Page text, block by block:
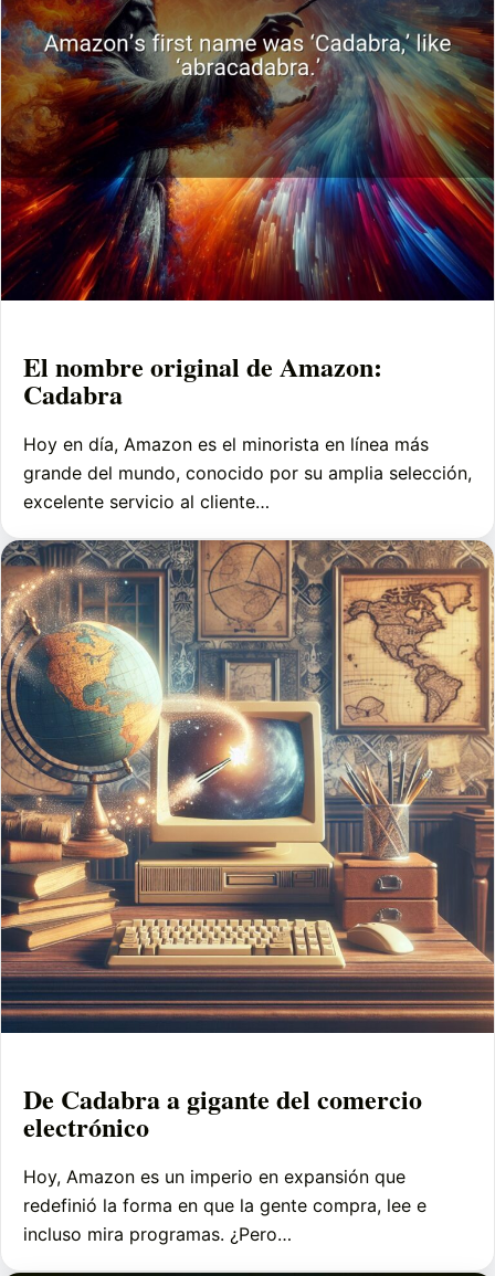
El nombre original de Amazon:
Cadabra
Hoy en día, Amazon es el minorista en línea más
grande del mundo, conocido por su amplia selección,
excelente servicio al cliente…
De Cadabra a gigante del comercio
electrónico
Hoy, Amazon es un imperio en expansión que
redefinió la forma en que la gente compra, lee e
incluso mira programas. ¿Pero…